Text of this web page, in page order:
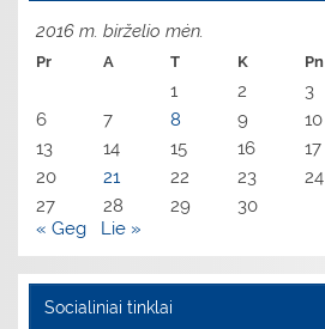
2016 m. birželio mėn.
Pr A T K Pn
1 2 3
6
7 8 9 10
13
14 15 16 17
20
21 22 23 24
27
28 29
30
« Geg
Lie »
Socialiniai tinklai